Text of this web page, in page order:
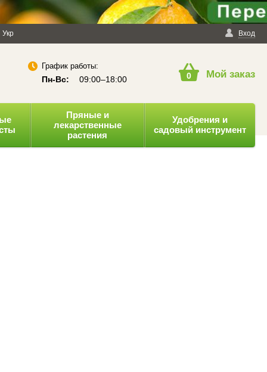
Вход
Укр
График работы:
Пн-Вс: 09:00–18:00 0 Мой заказ
Пряные и
лекарственные
растения
Удобрения и
садовый инструмент